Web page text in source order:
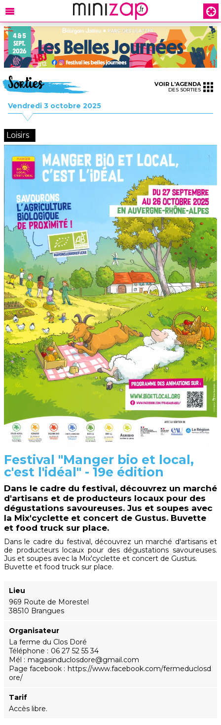
Sorties
Vendredi 3 octobre 2025
VOIR L'AGENDA
DES SORTIES
Loisirs
Festival "Manger bio et local,
c'est l'idéal" - 19e édition
Dans le cadre du festival, découvrez un marché
d'artisans et de producteurs locaux pour des
dégustations savoureuses. Jus et soupes avec
la Mix'cyclette et concert de Gustus. Buvette
et food truck sur place.
Dans le cadre du festival, découvrez un marché d'artisans et
de producteurs locaux pour des dégustations savoureuses.
Jus et soupes avec la Mix'cyclette et concert de Gustus.
Buvette et food truck sur place.
Lieu
969 Route de Morestel
38510 Brangues
Organisateur
La ferme du Clos Doré
Téléphone
06 27 52 55 34
Mél
magasinduclosdore@gmail.com
Page facebook
https://www.facebook.com/fermeduclosd
ore/
Tarif
Accès libre.